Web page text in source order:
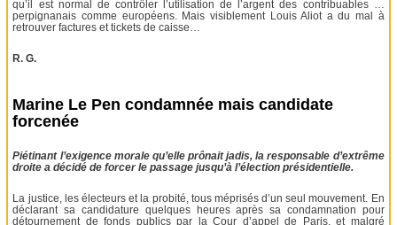
qu’il est normal de contrôler l’utilisation de l’argent des contribuables …
perpignanais comme européens. Mais visiblement Louis Aliot a du mal à
retrouver factures et tickets de caisse…
R. G.
Marine Le Pen condamnée mais candidate
forcenée
Piétinant l’exigence morale qu’elle prônait jadis, la responsable d’extrême
droite a décidé de forcer le passage jusqu’à l’élection présidentielle.
La justice, les électeurs et la probité, tous méprisés d’un seul mouvement. En
déclarant sa candidature quelques heures après sa condamnation pour
détournement de fonds publics par la Cour d’appel de Paris, et malgré